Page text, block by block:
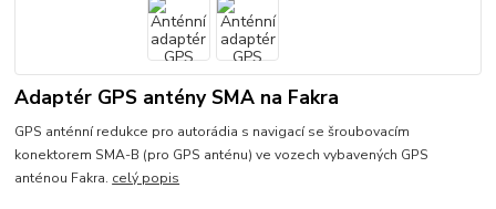
Adaptér GPS antény SMA na Fakra
GPS anténní redukce pro autorádia s navigací se šroubovacím
konektorem SMA-B (pro GPS anténu) ve vozech vybavených GPS
anténou Fakra. celý popis